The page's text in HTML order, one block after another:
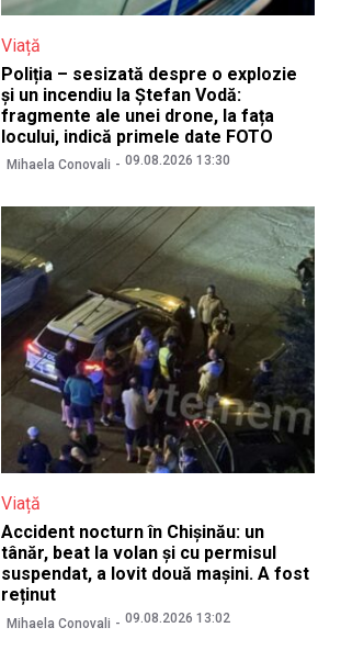
Viață
Poliția – sesizată despre o explozie
și un incendiu la Ștefan Vodă:
fragmente ale unei drone, la fața
locului, indică primele date FOTO
Mihaela Conovali 09.08.2026 13:30
Viață
Accident nocturn în Chișinău: un
tânăr, beat la volan și cu permisul
suspendat, a lovit două mașini. A fost
reținut
Mihaela Conovali 09.08.2026 13:02